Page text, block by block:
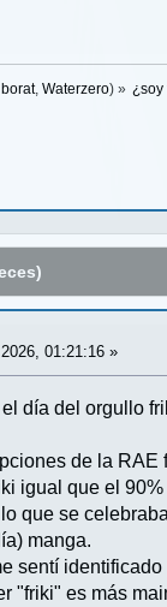
borat, Waterzero) » ¿soy
01:21:16 »
día del orgullo
de la
igual que el
que se
manga.
sentí
"friki" es más